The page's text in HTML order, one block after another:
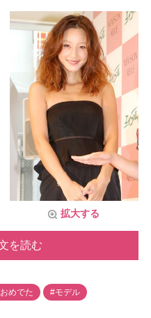
拡大する
を読む
めでた #モデル